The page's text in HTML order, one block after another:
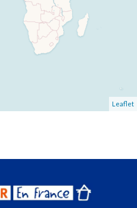
Leaflet